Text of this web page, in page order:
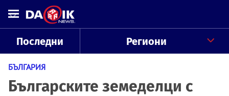
Последни Региони
БЪЛГАРИЯ
Българските земеделци с